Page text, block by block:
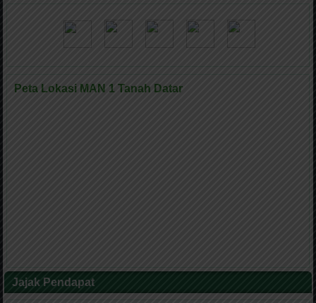
Peta Lokasi MAN 1 Tanah Datar
Jajak Pendapat